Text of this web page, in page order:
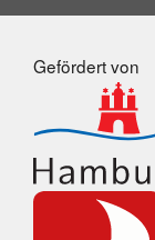
Gefördert von